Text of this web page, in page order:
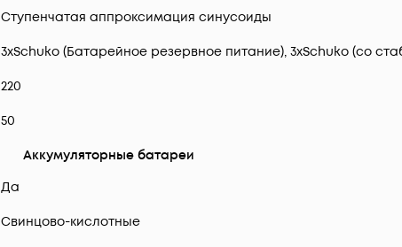
Ступeнчатая аппроксимация синусоиды
3хSchuko (Батарейное резервное питание), 3хSchuko (со
220
50
Аккумуляторные батареи
Да
Свинцово-кислотные